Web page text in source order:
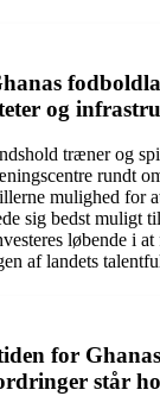
og
træner og
rundt
mulighed for
sig bedst muligt
løbende i
af landets
for
står